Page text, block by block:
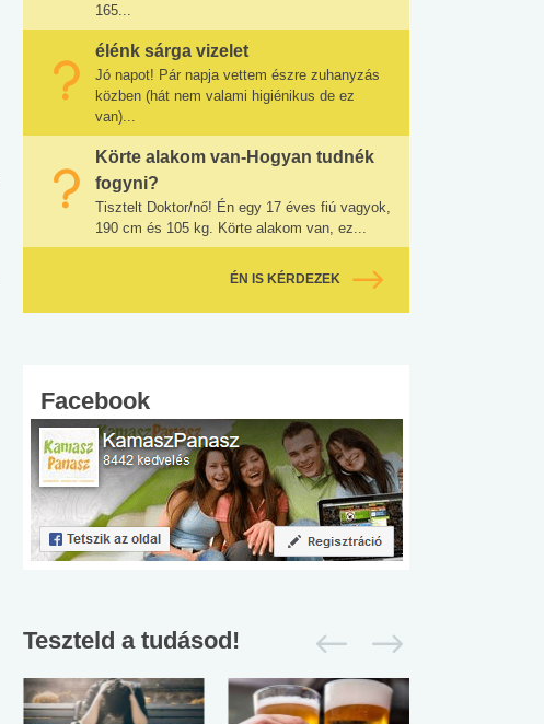
165...
élénk sárga vizelet
Jó napot! Pár napja vettem észre zuhanyzás
közben (hát nem valami higiénikus de ez
van)...
Körte alakom van-Hogyan tudnék
fogyni?
Tisztelt Doktor/nő! Én egy 17 éves fiú vagyok,
190 cm és 105 kg. Körte alakom van, ez...
ÉN IS KÉRDEZEK
Facebook
Teszteld a tudásod!